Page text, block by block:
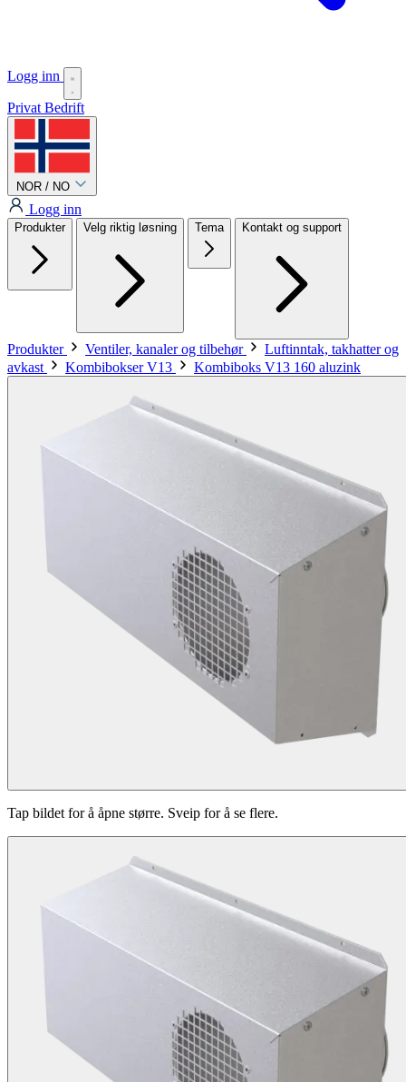
Logg inn
Privat Bedrift
NOR / NO
Logg inn
Produkter Velg riktig løsning Tema Kontakt og support
Produkter Ventiler, kanaler og tilbehør
Luftinntak, takhatter og
avkast
Kombibokser V13 Kombiboks V13 160 aluzink
Tap bildet for å åpne større. Sveip for å se flere.